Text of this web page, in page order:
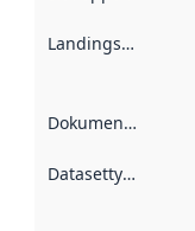
Landingsside
Dokumentasjon
Datasettype